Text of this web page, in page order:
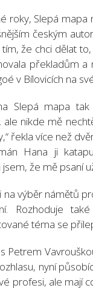
roky, Slepá
českým
že chci dělat
překladům a
v Bílovicích na
Slepá mapa
ale nikde mě
řekla více než
Hana ji
že mě psaní
na výběr námětů
Rozhoduje
téma se
Petrem
nyní
profesi, ale mají